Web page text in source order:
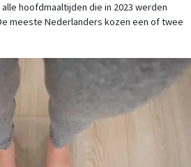
alle hoofdmaaltijden die in 2023 werden
meeste Nederlanders kozen een of twee